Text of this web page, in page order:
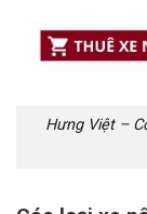
Hưng Việt –